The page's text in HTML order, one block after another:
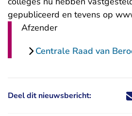
gepubliceerd en tevens op
Afzender
Centrale Raad van
Deel dit nieuwsbericht: Deel